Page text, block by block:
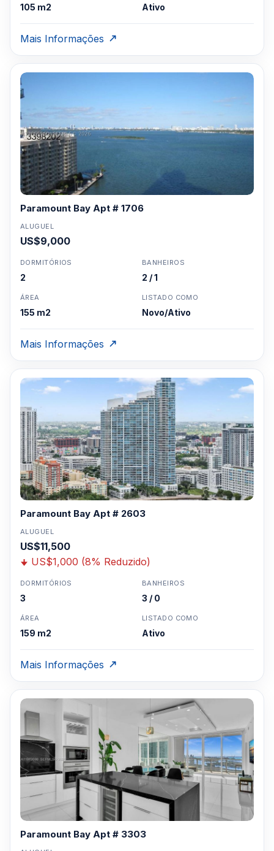
105 m2 Ativo
Mais Informações
Paramount Bay Apt # 1706
ALUGUEL
US$9,000
DORMITÓRIOS
2
BANHEIROS
2 / 1
ÁREA
155 m2
LISTADO COMO
Novo/Ativo
Mais Informações
Paramount Bay Apt # 2603
ALUGUEL
US$11,500
US$1,000 (8% Reduzido)
DORMITÓRIOS
3
BANHEIROS
3 / 0
ÁREA
159 m2
LISTADO COMO
Ativo
Mais Informações
Paramount Bay Apt # 3303